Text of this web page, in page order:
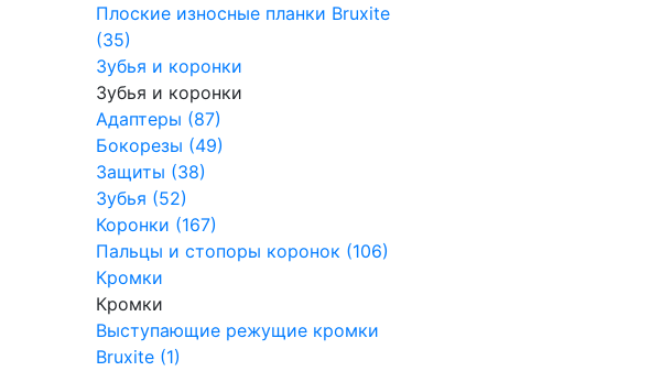
Плоские износные планки Bruxite
(35)
Зубья и коронки
Зубья и коронки
Адаптеры (87)
Бокорезы (49)
Защиты (38)
Зубья (52)
Коронки (167)
Пальцы и стопоры коронок (106)
Кромки
Кромки
Выступающие режущие кромки
Bruxite (1)